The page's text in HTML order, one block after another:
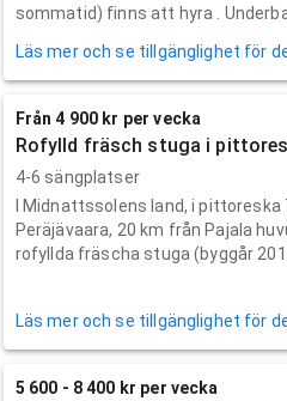
sommatid) finns att hyra .
Läs mer och se tillgänglighet för
Från 4 900 kr per vecka
Rofylld fräsch stuga i
4-6 sängplatser
I Midnattssolens land, i pittoreska
Peräjävaara, 20 km från Pajala
rofyllda fräscha stuga (byggår
Läs mer och se tillgänglighet för
5 600 - 8 400 kr per vecka